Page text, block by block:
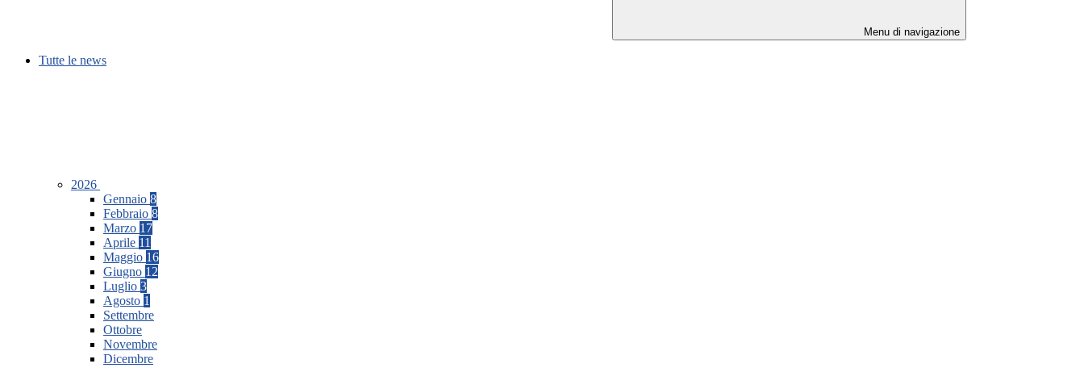
Menu di navigazione
Tutte le news
2026
Gennaio 8
Febbraio 8
Marzo 17
Aprile 11
Maggio 16
Giugno 12
Luglio 3
Agosto 1
Settembre
Ottobre
Novembre
Dicembre